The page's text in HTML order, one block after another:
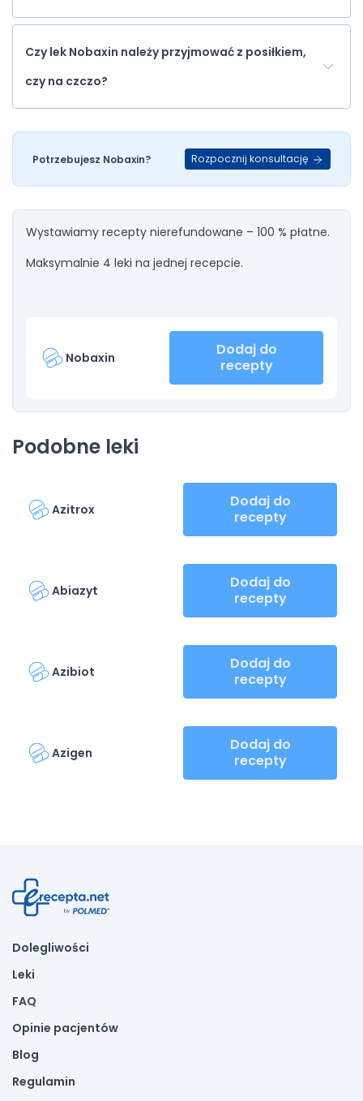
Czy lek Nobaxin należy przyjmować z posiłkiem,
czy na czczo?
Potrzebujesz Nobaxin? Rozpocznij konsultację
Wystawiamy recepty nierefundowane – 100 % płatne.
Maksymalnie 4 leki na jednej recepcie.
Nobaxin
Dodaj do
recepty
Podobne leki
Azitrox
Dodaj do
recepty
Abiazyt
Dodaj do
recepty
Azibiot
Dodaj do
recepty
Azigen
Dodaj do
recepty
Dolegliwości
Leki
FAQ
Opinie pacjentów
Blog
Regulamin